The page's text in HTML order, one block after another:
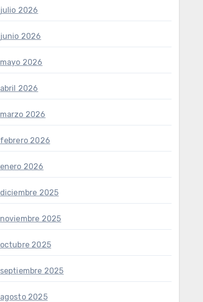
julio 2026
junio 2026
mayo 2026
abril 2026
marzo 2026
febrero 2026
enero 2026
diciembre 2025
noviembre 2025
octubre 2025
septiembre 2025
agosto 2025